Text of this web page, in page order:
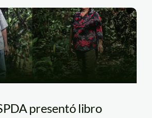
presentó libro